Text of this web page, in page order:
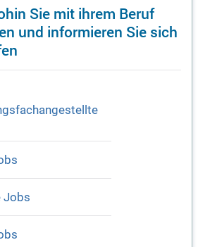
Sie mit ihrem Beruf
und informieren Sie sich
Jobs